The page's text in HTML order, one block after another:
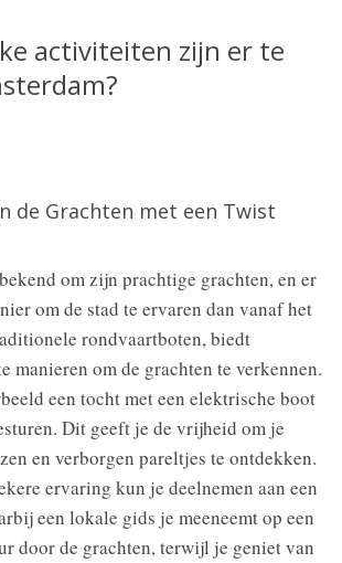
activiteiten zijn er te
de Grachten met een Twist
om zijn prachtige grachten, en er
om de stad te ervaren dan vanaf het
rondvaartboten, biedt
manieren om de grachten te verkennen.
een tocht met een elektrische boot
Dit geeft je de vrijheid om je
en verborgen pareltjes te ontdekken.
ervaring kun je deelnemen aan een
een lokale gids je meeneemt op een
door de grachten, terwijl je geniet van